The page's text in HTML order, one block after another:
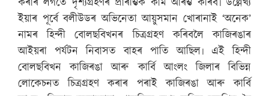
ইয়াৰ পূৰ্বে বলীউডৰ অভিনেতা আয়ুসমান খোৰানাই ‘অনেক’
নামৰ হিন্দী বোলছবিখনৰ চিত্ৰগ্ৰহণ কৰিবলৈ কাজিৰঙাৰ
আইয়ৰা পৰ্যটন নিবাসত বাহৰ পাতি আছিল৷ এই হিন্দী
বোলছবিখন কাজিৰঙা আৰু কাৰ্বি আংলং জিলাৰ বিভিন্ন
লোকেচনত চিত্ৰগ্ৰহণ কৰাৰ পৰাই কাজিৰঙা আৰু কাৰ্বি